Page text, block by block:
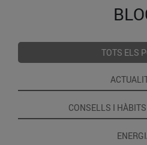
TOTS ELS
CONSELLS I